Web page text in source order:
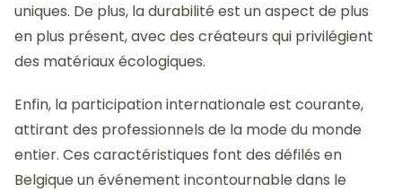
uniques. De plus, la durabilité est un aspect de plus
en plus présent, avec des créateurs qui privilégient
des matériaux écologiques.
Enfin, la participation internationale est courante,
attirant des professionnels de la mode du monde
entier. Ces caractéristiques font des défilés en
Belgique un événement incontournable dans le